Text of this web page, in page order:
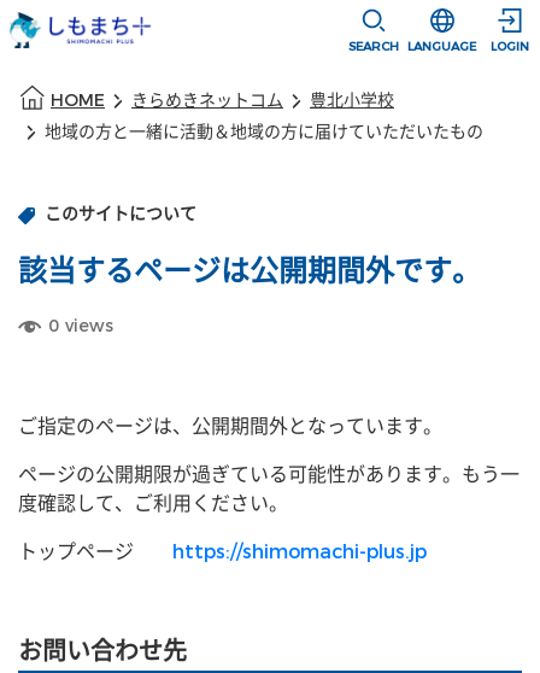
SEARCH
選択すると言
LANGUAGE LOGIN
HOME きらめきネットコム
豊北小学校
地域の方と一緒に活動＆地域の方に届けていただいたもの
このサイトについて
該当するページは公開期間外です。
0 views
ご指定のページは、公開期間外となっています。
ページの公開期限が過ぎている可能性があります。もう一
度確認して、ご利用ください。
トップページ
https://shimomachi-plus.jp
お問い合わせ先